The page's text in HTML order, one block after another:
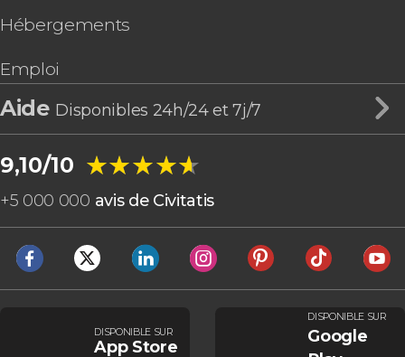
Hébergements
Emploi
Aide Disponibles 24h/24 et 7j/7
9,10/10 ★★★★★
★★★★★
+5 000 000 avis de Civitatis
DISPONIBLE SUR
App Store
DISPONIBLE SUR
Google